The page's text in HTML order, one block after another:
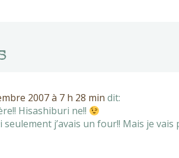
2007 à 7 h 28 min dit:
Hisashiburi ne!!
seulement j’avais un four!! Mais je